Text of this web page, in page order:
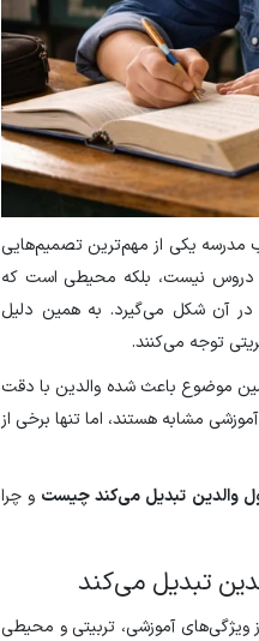
مدرسه یکی از مهم‌ترین تصمیم‌هایی
دروس نیست، بلکه محیطی است که
در آن شکل می‌گیرد. به همین دلیل
توجه می‌کنند.
موضوع باعث شده والدین با دقت
مشابه هستند، اما تنها برخی از
والدین تبدیل می‌کند چیست و چرا
تبدیل می‌کند
ویژگی‌های آموزشی، تربیتی و محیطی